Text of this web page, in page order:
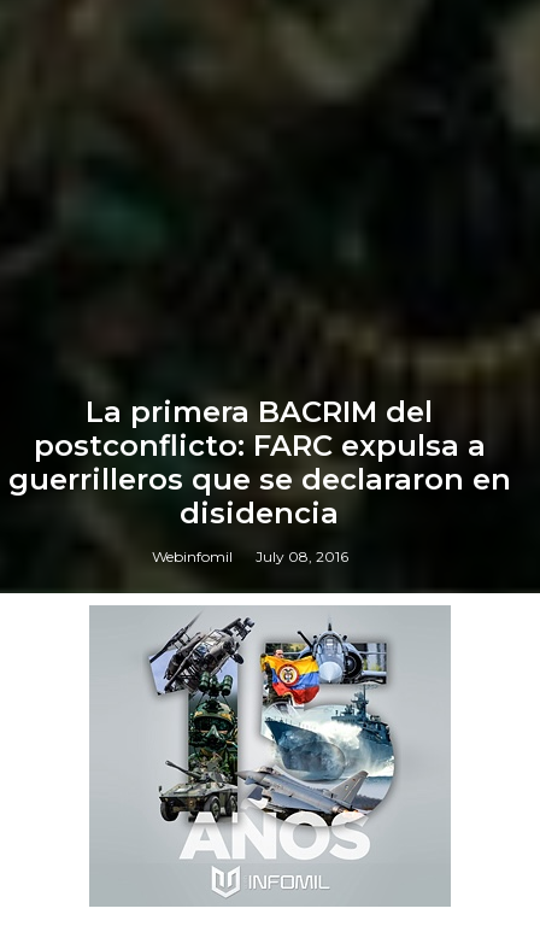
La primera BACRIM del
postconflicto: FARC expulsa a
guerrilleros que se declararon en
disidencia
Webinfomil July 08, 2016